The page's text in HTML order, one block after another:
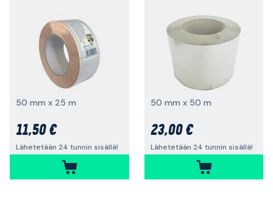
50 mm x 25 m
11,50 €
Lähetetään 24 tunnin sisällä!
50 mm x 50 m
23,00 €
Lähetetään 24 tunnin sisällä!